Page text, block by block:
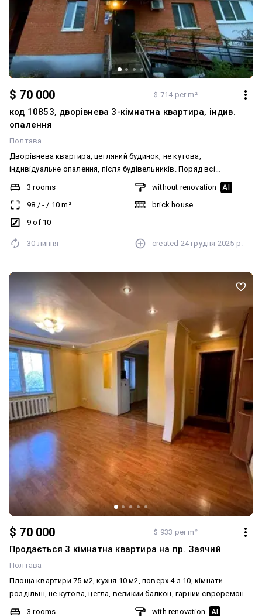
$ 70 000 $ 714 per m²
код 10853, дворівнева 3-кімнатна квартира, індив.
опалення
Полтава
Дворівнева квартира, цегляний будинок, не кутова,
індивідуальне опалення, після будівельників. Поряд всі
комунікації. За більш детальним описом - телефонуйте. код 10853
Додатково: Тип будинку: Житловий фонд 2011-2020-і.
Планування: Багаторівнева. Санвузол: 2 і більше. Система
опалення: Індивідуальне газове. Ремонт: Після будівельників.
Електрика, Центральний водопровід
3 rooms
98 / - / 10 m²
9 of 10
without renovation AI
brick house
30 липня created 24 грудня 2025 р.
$ 70 000 $ 933 per m²
Продається 3 кімнатна квартира на пр. Заячий
Полтава
Площа квартири 75 м2, кухня 10 м2, поверх 4 з 10, кімнати
роздільні, не кутова, цегла, великий балкон, гарний євроремонт,
встановлений тепловий лічильник на квартиру. Додатково:
3 rooms
with renovation AI